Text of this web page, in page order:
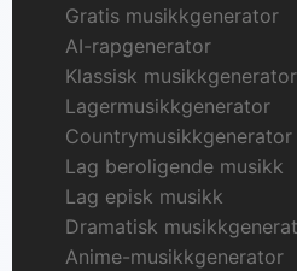
Gratis musikkgenerator
AI-rapgenerator
Klassisk musikkgenerator
Lagermusikkgenerator
Countrymusikkgenerator
Lag beroligende musikk
Lag episk musikk
Dramatisk
Anime-musikkgenerator